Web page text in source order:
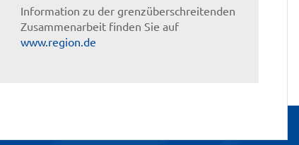
Information zu der grenzüberschreitenden
Zusammenarbeit finden Sie auf
www.region.de